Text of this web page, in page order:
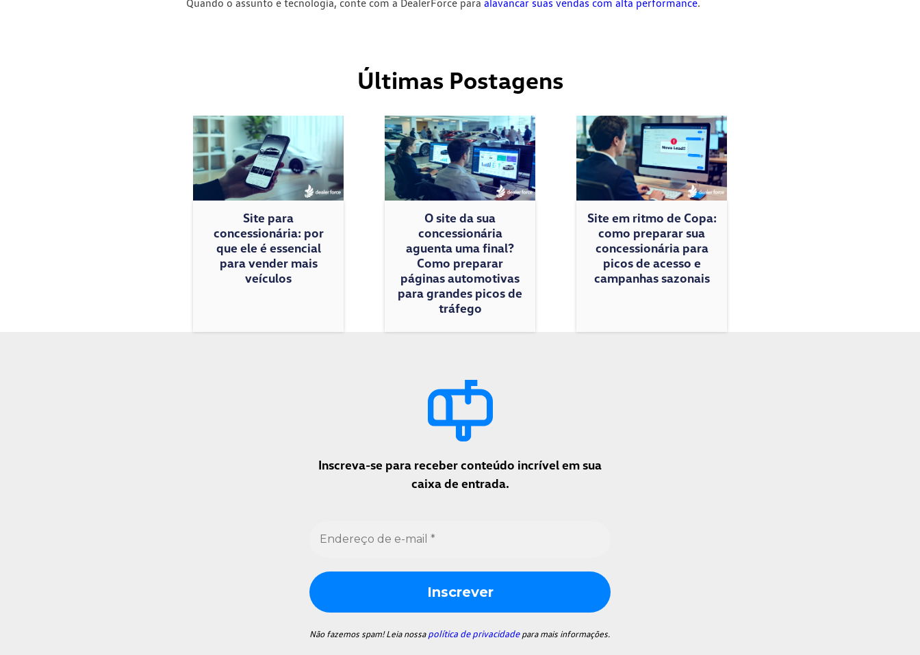
Quando o assunto é tecnologia, conte com a DealerForce para alavancar suas vendas com alta performance.
Últimas Postagens
Site para
concessionária: por
que ele é essencial
para vender mais
veículos
O site da sua
concessionária
aguenta uma final?
Como preparar
páginas automotivas
para grandes picos de
tráfego
Site em ritmo de Copa:
como preparar sua
concessionária para
picos de acesso e
campanhas sazonais
Inscreva-se para receber conteúdo incrível em sua
caixa de entrada.
Não fazemos spam! Leia nossapolítica de privacidadepara mais informações.